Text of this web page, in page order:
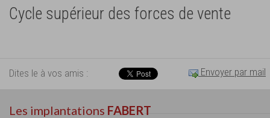
Cycle supérieur des forces de vente
Dites le à vos amis : Envoyer par mail
Les implantations FABERT